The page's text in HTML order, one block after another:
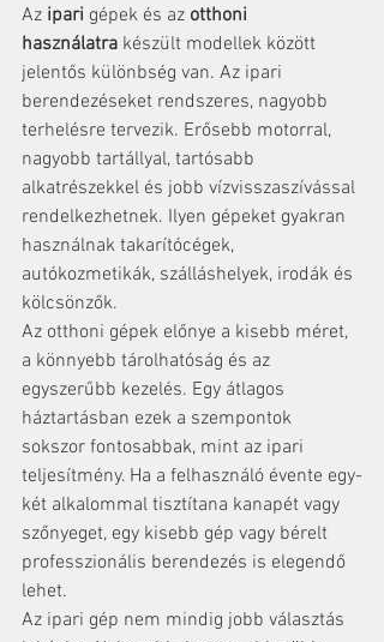
Az ipari gépek és az otthoni
használatra készült modellek között
jelentős különbség van. Az ipari
berendezéseket rendszeres, nagyobb
terhelésre tervezik. Erősebb motorral,
nagyobb tartállyal, tartósabb
alkatrészekkel és jobb vízvisszaszívással
rendelkezhetnek. Ilyen gépeket gyakran
használnak takarítócégek,
autókozmetikák, szálláshelyek, irodák és
kölcsönzők.
Az otthoni gépek előnye a kisebb méret,
a könnyebb tárolhatóság és az
egyszerűbb kezelés. Egy átlagos
háztartásban ezek a szempontok
sokszor fontosabbak, mint az ipari
teljesítmény. Ha a felhasználó évente egy-
két alkalommal tisztítana kanapét vagy
szőnyeget, egy kisebb gép vagy bérelt
professzionális berendezés is elegendő
lehet.
Az ipari gép nem mindig jobb választás